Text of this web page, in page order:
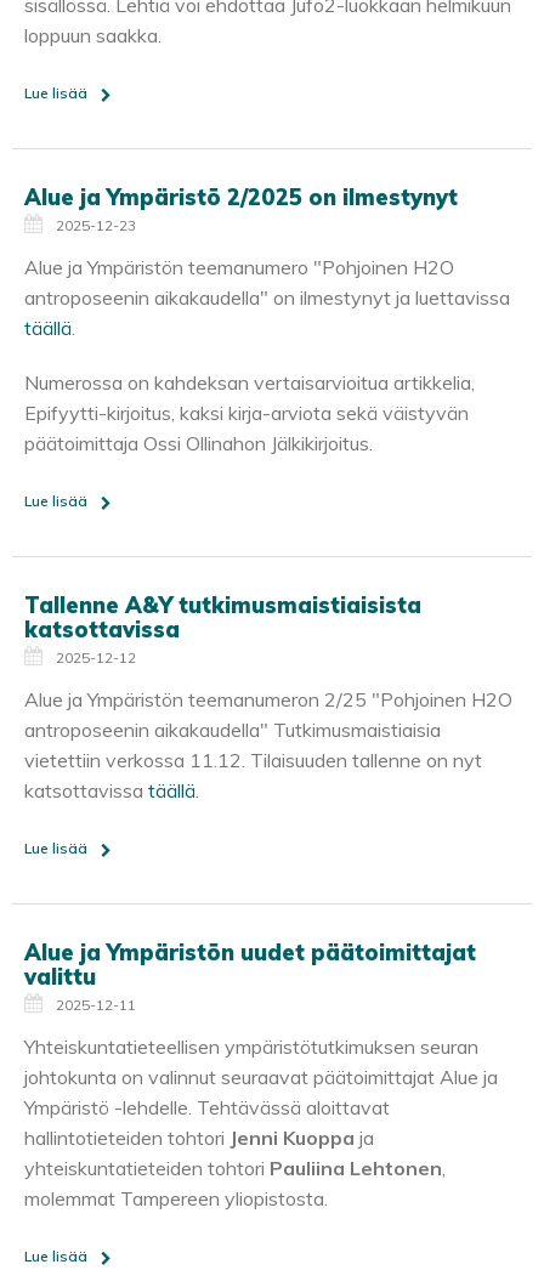
sisällössä. Lehtiä voi ehdottaa Jufo2-luokkaan helmikuun
loppuun saakka.
Lue lisää
Alue ja Ympäristö 2/2025 on ilmestynyt
2025-12-23
Alue ja Ympäristön teemanumero "Pohjoinen H2O
antroposeenin aikakaudella" on ilmestynyt ja luettavissa
täällä.
Numerossa on kahdeksan vertaisarvioitua artikkelia,
Epifyytti-kirjoitus, kaksi kirja-arviota sekä väistyvän
päätoimittaja Ossi Ollinahon Jälkikirjoitus.
Lue lisää
Tallenne A&Y tutkimusmaistiaisista
katsottavissa
2025-12-12
Alue ja Ympäristön teemanumeron 2/25 "Pohjoinen H2O
antroposeenin aikakaudella" Tutkimusmaistiaisia
vietettiin verkossa 11.12. Tilaisuuden tallenne on nyt
katsottavissa täällä.
Lue lisää
Alue ja Ympäristön uudet päätoimittajat
valittu
2025-12-11
Yhteiskuntatieteellisen ympäristötutkimuksen seuran
johtokunta on valinnut seuraavat päätoimittajat Alue ja
Ympäristö -lehdelle. Tehtävässä aloittavat
hallintotieteiden tohtori Jenni Kuoppa ja
yhteiskuntatieteiden tohtori Pauliina Lehtonen,
molemmat Tampereen yliopistosta.
Lue lisää